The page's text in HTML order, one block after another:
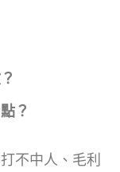
？
不中人、毛利